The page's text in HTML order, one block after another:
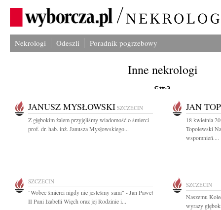
Nekrologi Odeszli Poradnik pogrzebowy
Inne nekrologi
JANUSZ MYSŁOWSKI SZCZECIN
Z głębokim żalem przyjęliśmy wiadomość o śmierci
prof. dr. hab. inż. Janusza Mysłowskiego...
JAN
18 kwietnia
Topolewski
wspomnień....
SZCZECIN
"Wobec śmierci nigdy nie jesteśmy sami" - Jan Paweł
II Pani Izabelli Więch oraz jej Rodzinie i...
SZCZECIN
Naszemu
wyrazy